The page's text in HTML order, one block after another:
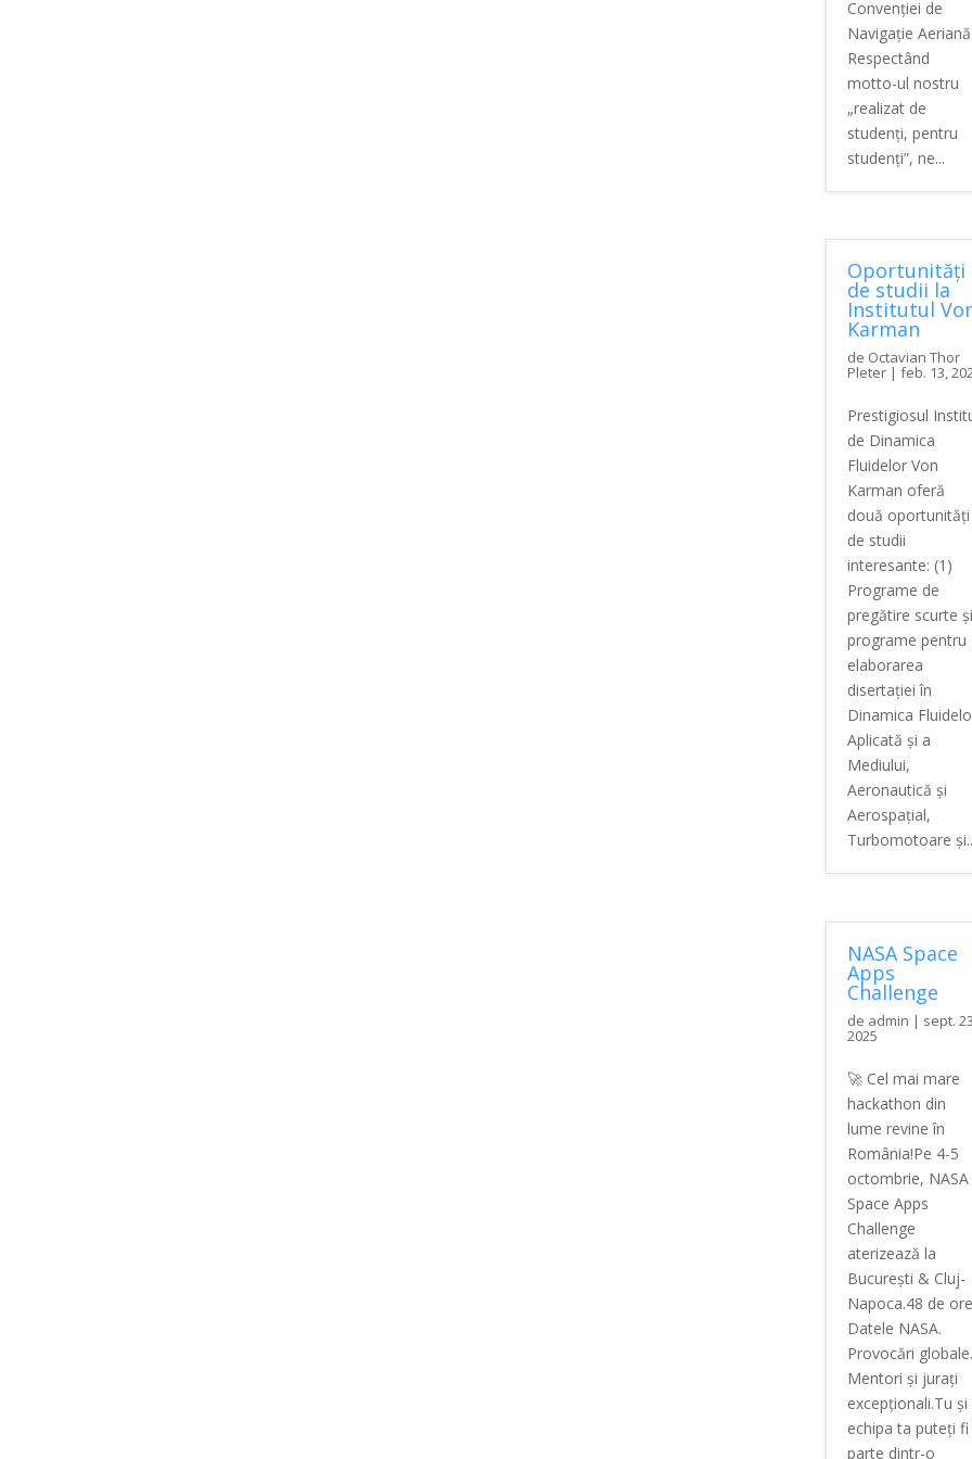
Convenției de
Navigație
Respectând
motto-ul nostru
„realizat de
studenți, pentru
studenți”, ne...
Oportunități
de studii la
Institutul
Karman
de Octavian Thor
Pleter| feb. 13,
Prestigiosul
de Dinamica
Fluidelor Von
Karman oferă
două oportunități
de studii
interesante: (1)
Programe de
pregătire scurte și
programe pentru
elaborarea
disertației în
Dinamica
Aplicată și a
Mediului,
Aeronautică și
Aerospațial,
Turbomotoare
NASA Space
Apps
Challenge
de admin | sept.
2025
🚀 Cel mai mare
hackathon din
lume revine în
România!Pe 4-5
octombrie, NASA
Space Apps
Challenge
aterizează la
București & Cluj-
Napoca.48 de
Datele NASA.
Provocări globale.
Mentori și jurați
excepționali.Tu și
echipa ta puteți fi
parte dintr-o